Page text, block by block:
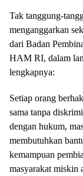
Tak tanggung-
menganggarkan
dari Badan
HAM RI, dalam
lengkapnya:
Setiap orang
sama tanpa
dengan hukum,
membutuhkan
kemampuan
masyarakat miskin